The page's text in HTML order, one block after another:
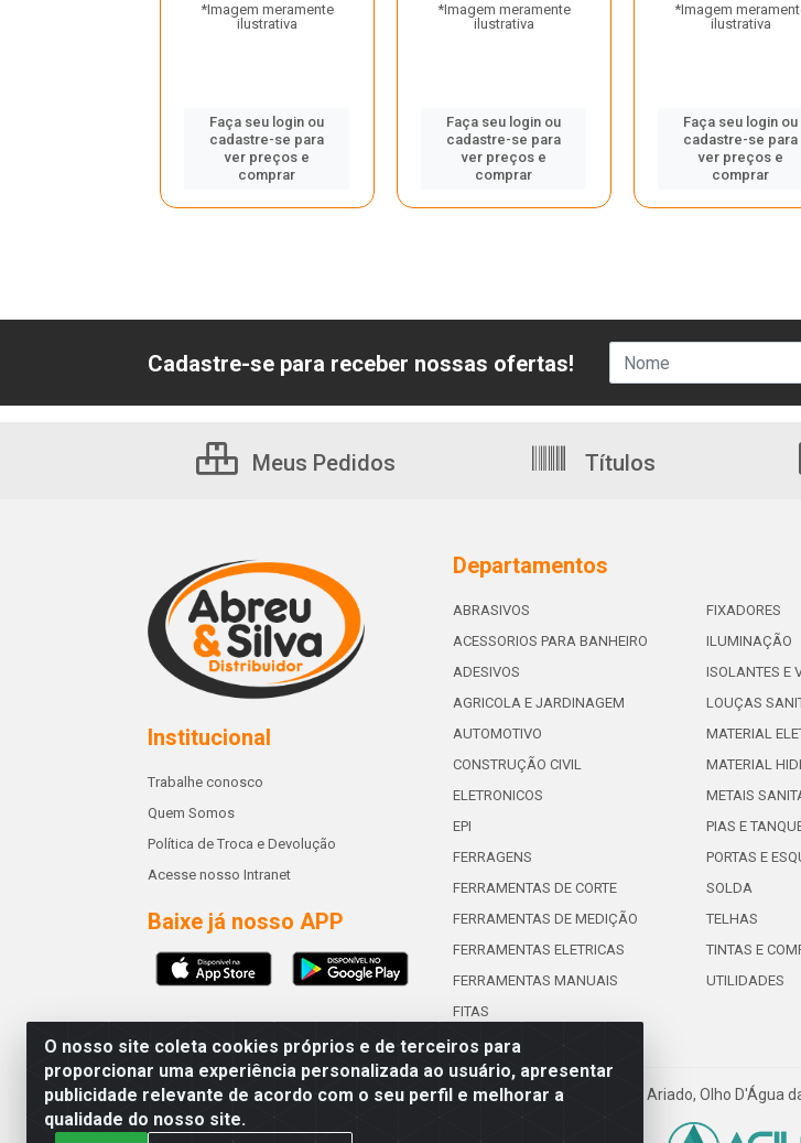
*Imagem meramente
ilustrativa
Faça seu login ou
cadastre-se para
ver preços e
comprar
*Imagem meramente
ilustrativa
Faça seu login ou
cadastre-se para
ver preços e
comprar
*Imagem
ilustrativa
Faça seu login ou
cadastre-se para
ver preços e
comprar
O nosso site coleta cookies próprios e de terceiros para
proporcionar uma experiência personalizada ao usuário, apresentar
publicidade relevante de acordo com o seu perfil e melhorar a
qualidade do nosso site.
Cadastre-se para receber nossas ofertas!
Meus Pedidos Títulos
Institucional
Trabalhe conosco
Quem Somos
Política de Troca e Devolução
Acesse nosso Intranet
Baixe já nosso APP
Departamentos
ABRASIVOS
ACESSORIOS PARA BANHEIRO
ADESIVOS
AGRICOLA E JARDINAGEM
AUTOMOTIVO
CONSTRUÇÃO CIVIL
ELETRONICOS
EPI
FERRAGENS
FERRAMENTAS DE CORTE
FERRAMENTAS DE MEDIÇÃO
FERRAMENTAS ELETRICAS
FERRAMENTAS MANUAIS
FITAS
FIXADORES
ILUMINAÇÃO
ISOLANTES E
LOUÇAS
MATERIAL
MATERIAL
METAIS
PIAS E
PORTAS E
SOLDA
TELHAS
TINTAS E
UTILIDADES
Abreu & Silva - Rua Padre Jose de Souza Leite, 265 - Ariado, Olho D'Água